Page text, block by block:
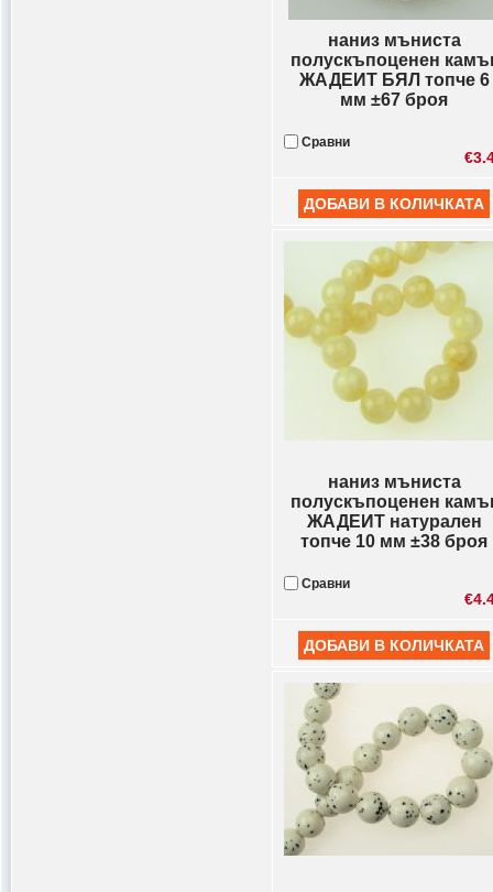
наниз мъниста
полускъпоценен
ЖАДЕИТ БЯЛ топче 6
мм ±67 броя
Сравни
наниз мъниста
полускъпоценен
ЖАДЕИТ натурален
топче 10 мм ±38 броя
Сравни